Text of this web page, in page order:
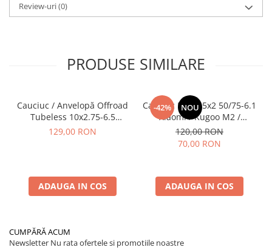
Review-uri(0)
PRODUSE SIMILARE
Cauciuc / Anvelopă Offroad
Tubeless 10x2.75-6.5
KuKirin G2/G2 Master 2025
129,00 RON
ADAUGA IN COS
-42% NOU
Cauciuc Plin 8.5x2 50/75-6.1
Xiaomi / Kugoo M2 /
Ducati/Evergreen/Motus/
120,00 RON
70,00 RON
ADAUGA IN COS
CUMPĂRĂ ACUM
Newsletter Nu rata ofertele si promotiile noastre